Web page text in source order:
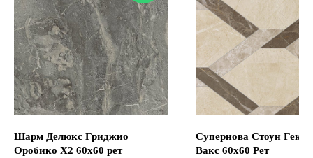
Шарм Делюкс Гриджио
Оробико Х2 60х60 рет
Супернова Стоун
Вакс 60х60 Рет